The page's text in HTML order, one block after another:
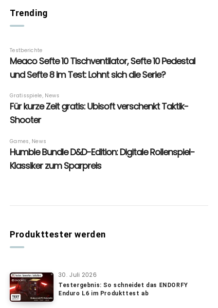
Trending
Produkttester werden
30. Juli 2026
Testergebnis: So schneidet das ENDORFY
Enduro L6 im Produkttest ab